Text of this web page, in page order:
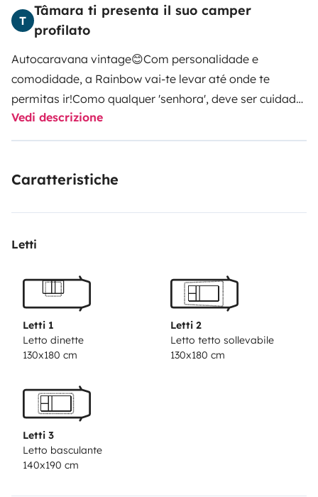
T
Tâmara ti presenta il suo camper
profilato
Autocaravana vintage😊Com personalidade e
comodidade, a Rainbow vai-te levar até onde te
permitas ir!Como qualquer 'senhora', deve ser cuidada
com amor .Dispõe de 2 camas - cama basculante (2
Pax) e cama desmontável (ideal para 1 pessoa ou
fogão e esquentador.
Vedi descrizione
Caratteristiche
Letti
Letti 1
Letto dinette
130x180 cm
Letti 2
Letto tetto sollevabile
130x180 cm
Letti 3
Letto basculante
140x190 cm